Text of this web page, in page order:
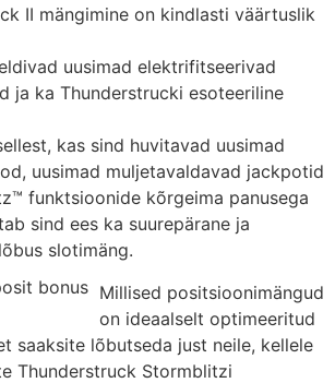
II mängimine on kindlasti väärtuslik
uusimad elektrifitseerivad
ja ka Thunderstrucki esoteeriline
kas sind huvitavad uusimad
uusimad muljetavaldavad jackpotid
funktsioonide kõrgeima panusega
sind ees ka suurepärane ja
slotimäng.
Millised positsioonimängud
on ideaalselt optimeeritud
saaksite lõbutseda just neile, kellele
Thunderstruck Stormblitzi